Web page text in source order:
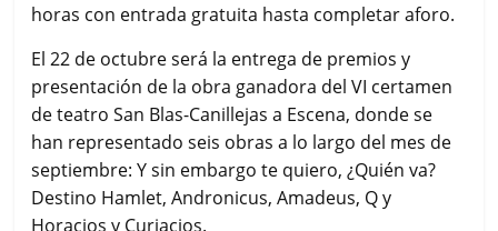
horas con entrada gratuita hasta completar aforo.
El 22 de octubre será la entrega de premios y
presentación de la obra ganadora del VI certamen
de teatro San Blas-Canillejas a Escena, donde se
han representado seis obras a lo largo del mes de
septiembre: Y sin embargo te quiero, ¿Quién va?
Destino Hamlet, Andronicus, Amadeus, Q y
Horacios y Curiacios.